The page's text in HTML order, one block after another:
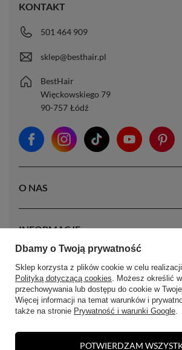
O NAS
INFORMACJE
MOJE KONTO
KONTAKT
501 464 909
sklep@besthair.pl
BestHair
Więckowskiego 79
90-757 Łódź
Dbamy o Twoją prywatność
Sklep korzysta z plików cookie w celu realizacji
Polityką dotyczącą cookies. Możesz określić
przechowywania lub dostępu do cookie w
Więcej informacji na temat warunków i
także na stronie Prywatność i warunki Google.
POTWIERDZAM